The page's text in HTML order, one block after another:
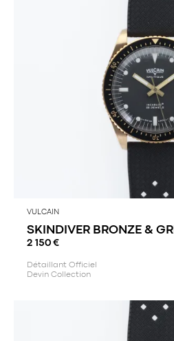
VULCAIN
SKINDIVER BRONZE &
2 150 €
Détaillant Officiel
Devin Collection